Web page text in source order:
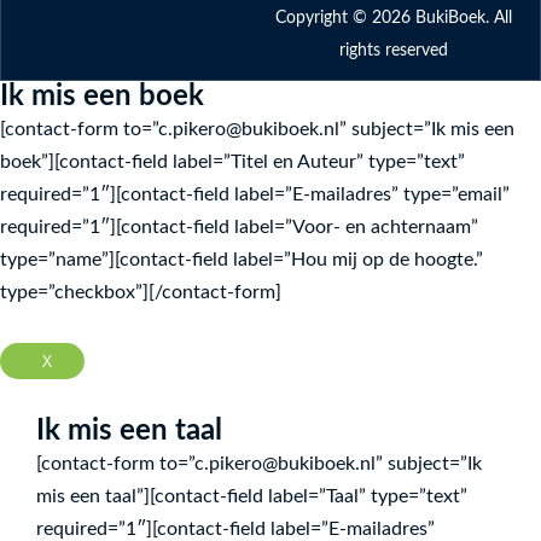
-
f
m
Copyright © 2026 BukiBoek. All
rights reserved
Ik mis een boek
[contact-form to=”c.pikero@bukiboek.nl” subject=”Ik mis een
boek”][contact-field label=”Titel en Auteur” type=”text”
required=”1″][contact-field label=”E-mailadres” type=”email”
required=”1″][contact-field label=”Voor- en achternaam”
type=”name”][contact-field label=”Hou mij op de hoogte.”
type=”checkbox”][/contact-form]
X
Ik mis een taal
[contact-form to=”c.pikero@bukiboek.nl” subject=”Ik
mis een taal”][contact-field label=”Taal” type=”text”
required=”1″][contact-field label=”E-mailadres”